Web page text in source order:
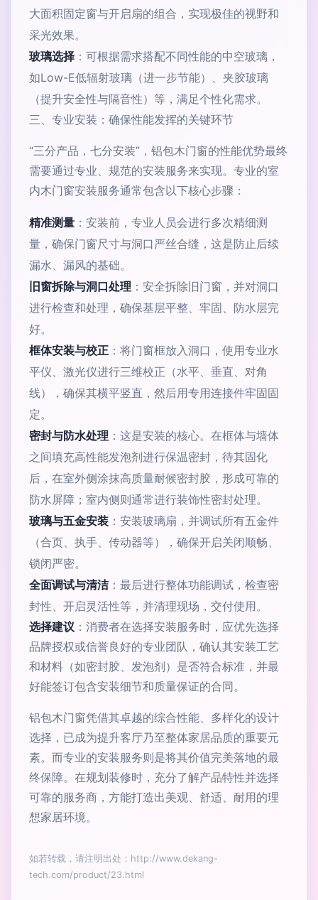
大面积固定窗与开启扇的组合，实现极佳的视野和
采光效果。
玻璃选择 ：可根据需求搭配不同性能的中空玻璃，
如Low-E低辐射玻璃（进一步节能）、夹胶玻璃
（提升安全性与隔音性）等，满足个性化需求。
三、专业安装：确保性能发挥的关键环节
“三分产品，七分安装”，铝包木门窗的性能优势最终
需要通过专业、规范的安装服务来实现。专业的室
内木门窗安装服务通常包含以下核心步骤：
精准测量 ：安装前，专业人员会进行多次精细测
量，确保门窗尺寸与洞口严丝合缝，这是防止后续
漏水、漏风的基础。
旧窗拆除与洞口处理 ：安全拆除旧门窗，并对洞口
进行检查和处理，确保基层平整、牢固、防水层完
好。
框体安装与校正 ：将门窗框放入洞口，使用专业水
平仪、激光仪进行三维校正（水平、垂直、对角
线），确保其横平竖直，然后用专用连接件牢固固
定。
密封与防水处理 ：这是安装的核心。在框体与墙体
之间填充高性能发泡剂进行保温密封，待其固化
后，在室外侧涂抹高质量耐候密封胶，形成可靠的
防水屏障；室内侧则通常进行装饰性密封处理。
玻璃与五金安装 ：安装玻璃扇，并调试所有五金件
（合页、执手、传动器等），确保开启关闭顺畅、
锁闭严密。
全面调试与清洁：最后进行整体功能调试，检查密
封性、开启灵活性等，并清理现场，交付使用。
选择建议 ：消费者在选择安装服务时，应优先选择
品牌授权或信誉良好的专业团队，确认其安装工艺
和材料（如密封胶、发泡剂）是否符合标准，并最
好能签订包含安装细节和质量保证的合同。
铝包木门窗凭借其卓越的综合性能、多样化的设计
选择，已成为提升客厅乃至整体家居品质的重要元
素。而专业的安装服务则是将其价值完美落地的最
终保障。在规划装修时，充分了解产品特性并选择
可靠的服务商，方能打造出美观、舒适、耐用的理
想家居环境。
如若转载，请注明出处：http://www.dekang-
tech.com/product/23.html